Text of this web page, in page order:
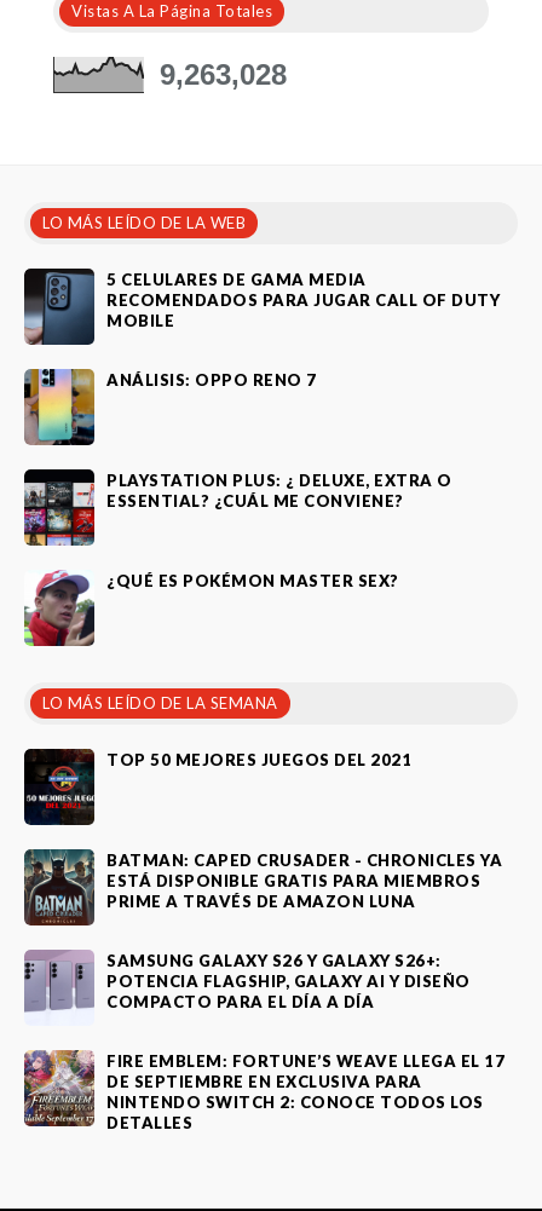
Vistas A La Página Totales
9,263,028
LO MÁS LEÍDO DE LA WEB
5 CELULARES DE GAMA MEDIA
RECOMENDADOS PARA JUGAR CALL OF DUTY
MOBILE
ANÁLISIS: OPPO RENO 7
PLAYSTATION PLUS: ¿ DELUXE, EXTRA O
ESSENTIAL? ¿CUÁL ME CONVIENE?
¿QUÉ ES POKÉMON MASTER SEX?
LO MÁS LEÍDO DE LA SEMANA
TOP 50 MEJORES JUEGOS DEL 2021
BATMAN: CAPED CRUSADER - CHRONICLES YA
ESTÁ DISPONIBLE GRATIS PARA MIEMBROS
PRIME A TRAVÉS DE AMAZON LUNA
SAMSUNG GALAXY S26 Y GALAXY S26+:
POTENCIA FLAGSHIP, GALAXY AI Y DISEÑO
COMPACTO PARA EL DÍA A DÍA
FIRE EMBLEM: FORTUNE’S WEAVE LLEGA EL 17
DE SEPTIEMBRE EN EXCLUSIVA PARA
NINTENDO SWITCH 2: CONOCE TODOS LOS
DETALLES